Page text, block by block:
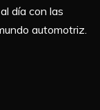
día con las
automotriz.